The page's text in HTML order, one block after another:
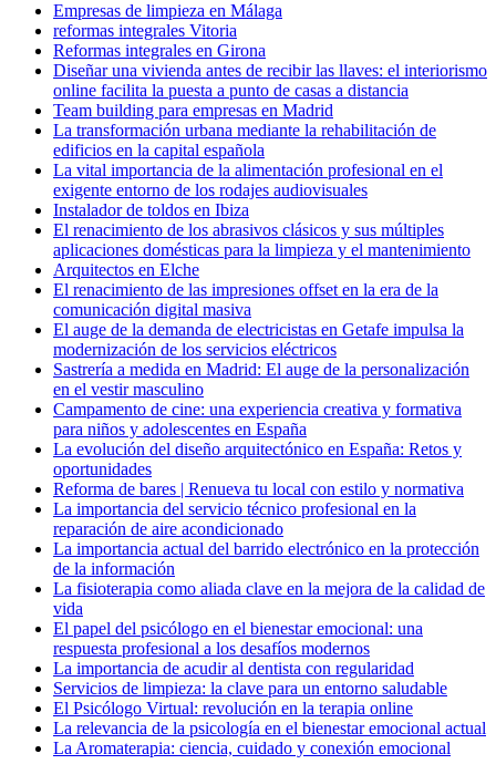
Empresas de limpieza en Málaga
reformas integrales Vitoria
Reformas integrales en Girona
Diseñar una vivienda antes de recibir las llaves: el interiorismo
online facilita la puesta a punto de casas a distancia
Team building para empresas en Madrid
La transformación urbana mediante la rehabilitación de
edificios en la capital española
La vital importancia de la alimentación profesional en el
exigente entorno de los rodajes audiovisuales
Instalador de toldos en Ibiza
El renacimiento de los abrasivos clásicos y sus múltiples
aplicaciones domésticas para la limpieza y el mantenimiento
Arquitectos en Elche
El renacimiento de las impresiones offset en la era de la
comunicación digital masiva
El auge de la demanda de electricistas en Getafe impulsa la
modernización de los servicios eléctricos
Sastrería a medida en Madrid: El auge de la personalización
en el vestir masculino
Campamento de cine: una experiencia creativa y formativa
para niños y adolescentes en España
La evolución del diseño arquitectónico en España: Retos y
oportunidades
Reforma de bares | Renueva tu local con estilo y normativa
La importancia del servicio técnico profesional en la
reparación de aire acondicionado
La importancia actual del barrido electrónico en la protección
de la información
La fisioterapia como aliada clave en la mejora de la calidad de
vida
El papel del psicólogo en el bienestar emocional: una
respuesta profesional a los desafíos modernos
La importancia de acudir al dentista con regularidad
Servicios de limpieza: la clave para un entorno saludable
El Psicólogo Virtual: revolución en la terapia online
La relevancia de la psicología en el bienestar emocional actual
La Aromaterapia: ciencia, cuidado y conexión emocional